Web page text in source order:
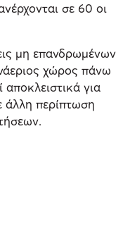
σε 60 οι
μη επανδρωμένων
χώρος πάνω
για
άλλη περίπτωση